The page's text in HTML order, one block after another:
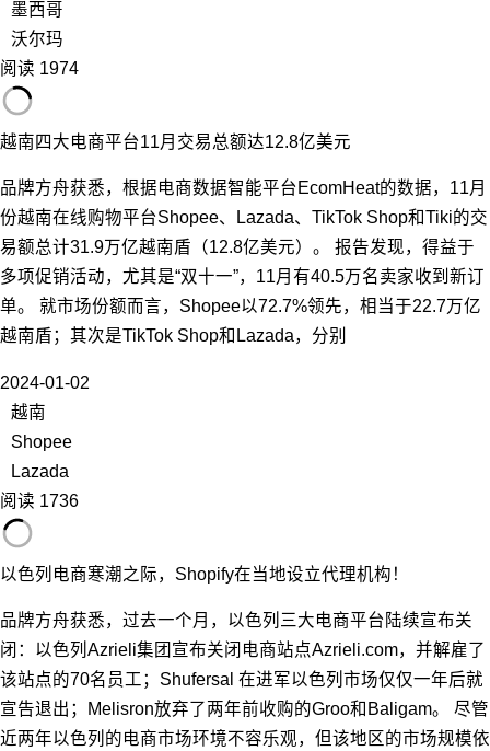
墨西哥
沃尔玛
阅读 1974
越南四大电商平台11月交易总额达12.8亿美元
品牌方舟获悉，根据电商数据智能平台EcomHeat的数据，11月
份越南在线购物平台Shopee、Lazada、TikTok Shop和Tiki的交
易额总计31.9万亿越南盾（12.8亿美元）。 报告发现，得益于
多项促销活动，尤其是“双十一”，11月有40.5万名卖家收到新订
单。 就市场份额而言，Shopee以72.7%领先，相当于22.7万亿
越南盾；其次是TikTok Shop和Lazada，分别
2024-01-02
越南
Shopee
Lazada
阅读 1736
以色列电商寒潮之际，Shopify在当地设立代理机构！
品牌方舟获悉，过去一个月，以色列三大电商平台陆续宣布关
闭：以色列Azrieli集团宣布关闭电商站点Azrieli.com，并解雇了
该站点的70名员工；Shufersal 在进军以色列市场仅仅一年后就
宣告退出；Melisron放弃了两年前收购的Groo和Baligam。 尽管
近两年以色列的电商市场环境不容乐观，但该地区的市场规模依